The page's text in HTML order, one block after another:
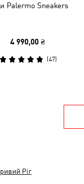
Palermo Sneakers
4 990,00 ₴
(47)
Ріг